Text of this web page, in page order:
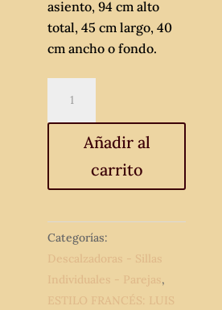
asiento, 94 cm alto
total, 45 cm largo, 40
cm ancho o fondo.
sillas
antiguas
Isabelino.
antiguas
isabelinas.
Sillas
antiguas
Añadir al
carrito
Categorías:
Descalzadoras - Sillas
Individuales - Parejas,
ESTILO FRANCÉS: LUIS